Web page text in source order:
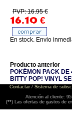
PVP: 16.95 €
16.10 €
En stock. Envio
Producto anterior
POKÉMON PACK DE
BITTY POP! VINYL
Contactar/ Sistema de
Atención al cliente:
(**) Las ofertas de gastos de